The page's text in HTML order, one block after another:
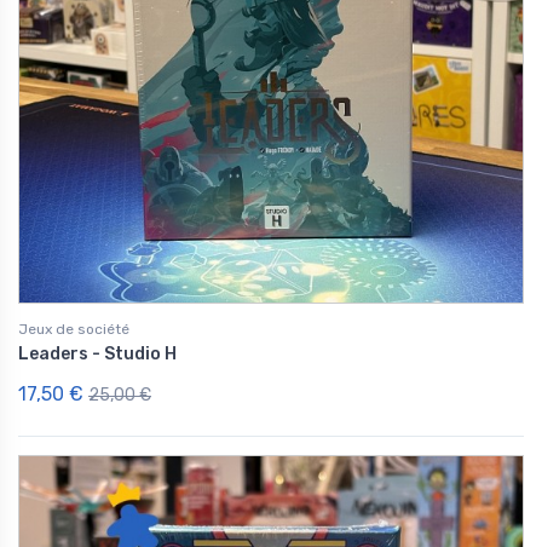
Jeux de société
Leaders - Studio H
17,50 € 25,00 €